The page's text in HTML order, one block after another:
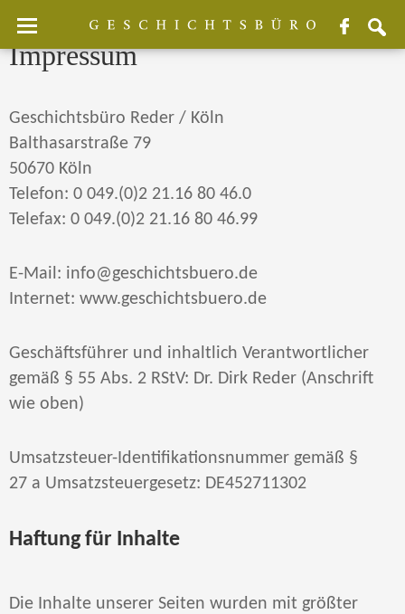
Facebook
Impressum
Geschichtsbüro Reder / Köln
Balthasarstraße 79
50670 Köln
Telefon: 0 049.(0)2 21.16 80 46.0
Telefax: 0 049.(0)2 21.16 80 46.99
E-Mail: info@geschichtsbuero.de
Internet: www.geschichtsbuero.de
Geschäftsführer und inhaltlich Verantwortlicher
gemäß § 55 Abs. 2 RStV: Dr. Dirk Reder (Anschrift
wie oben)
Umsatzsteuer-Identifikationsnummer gemäß §
27 a Umsatzsteuergesetz: DE452711302
Haftung für Inhalte
Die Inhalte unserer Seiten wurden mit größter